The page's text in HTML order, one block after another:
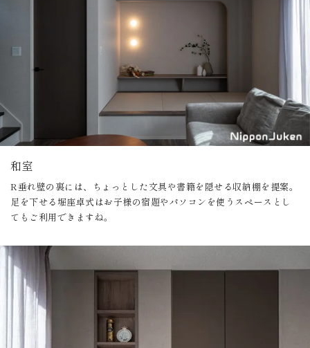
和室
R垂れ壁の裏には、ちょっとした文具や書籍を隠せる収納棚を提案。
足を下せる堀座卓式はお子様の宿題やパソコンを使うスペースとし
てもご利用できますね。